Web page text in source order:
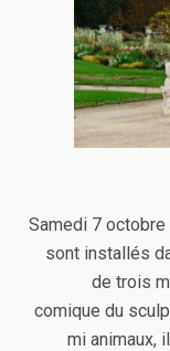
Samedi 7
sont installés
de trois
comique du
mi animaux,